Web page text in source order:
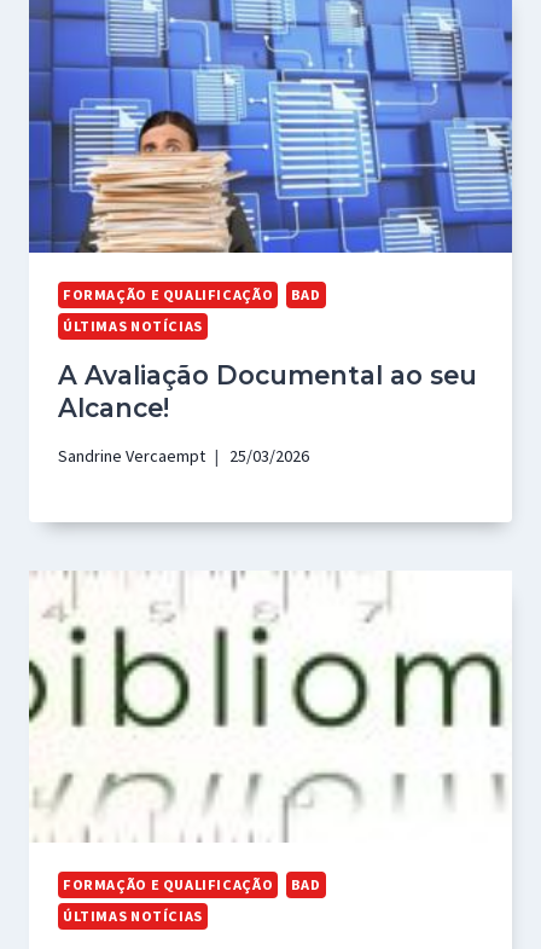
FORMAÇÃO E QUALIFICAÇÃO
BAD
ÚLTIMAS NOTÍCIAS
A Avaliação Documental ao seu
Alcance!
Sandrine Vercaempt 25/03/2026
FORMAÇÃO E QUALIFICAÇÃO
BAD
ÚLTIMAS NOTÍCIAS